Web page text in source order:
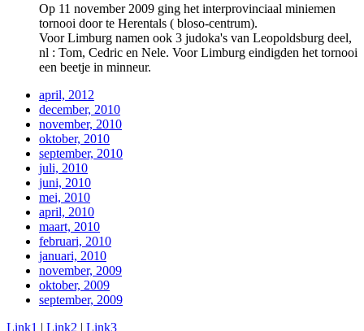
Op 11 november 2009 ging het interprovinciaal miniemen
tornooi door te Herentals ( bloso-centrum).
Voor Limburg namen ook 3 judoka's van Leopoldsburg deel,
nl : Tom, Cedric en Nele. Voor Limburg eindigden het tornooi
een beetje in minneur.
april, 2012
december, 2010
november, 2010
oktober, 2010
september, 2010
juli, 2010
juni, 2010
mei, 2010
april, 2010
maart, 2010
februari, 2010
januari, 2010
november, 2009
oktober, 2009
september, 2009
Link1 | Link2 | Link3